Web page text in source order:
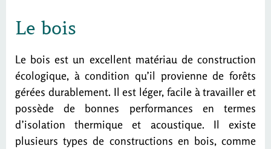
Le bois
Le bois est un excellent matériau de construction
écologique, à condition qu’il provienne de forêts
gérées durablement. Il est léger, facile à travailler et
possède de bonnes performances en termes
d’isolation thermique et acoustique. Il existe
plusieurs types de constructions en bois, comme